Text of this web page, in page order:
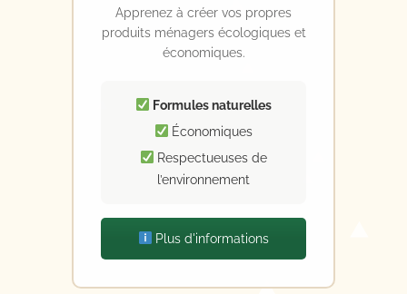
Apprenez à créer vos propres
produits ménagers écologiques et
économiques.
Formules naturelles
Économiques
Respectueuses de
l’environnement
Plus d'informations